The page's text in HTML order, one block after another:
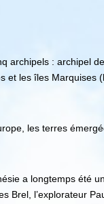
archipels : archipel
et les îles Marquises
les terres
a longtemps été
Brel, l’explorateur